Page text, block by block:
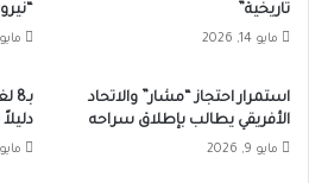
تاريخية”
مايو 14, 2026 مايو 12, 2026
استمرار احتجاز “مشار” والاتحاد
الأفريقي يطالب بإطلاق سراحه
مايو 9, 2026 مايو 7, 2026